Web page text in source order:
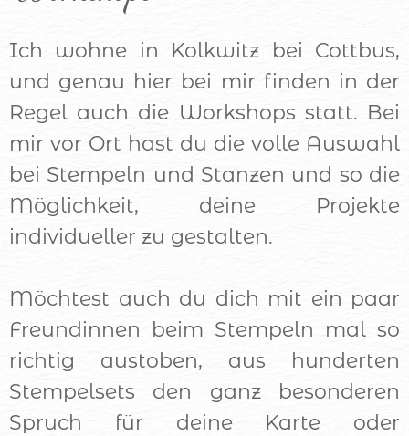
Ich wohne in Kolkwitz bei Cottbus,
und genau hier bei mir finden in der
Regel auch die Workshops statt. Bei
mir vor Ort hast du die volle Auswahl
bei Stempeln und Stanzen und so die
Möglichkeit, deine Projekte
individueller zu gestalten.
Möchtest auch du dich mit ein paar
Freundinnen beim Stempeln mal so
richtig austoben, aus hunderten
Stempelsets den ganz besonderen
Spruch für deine Karte oder